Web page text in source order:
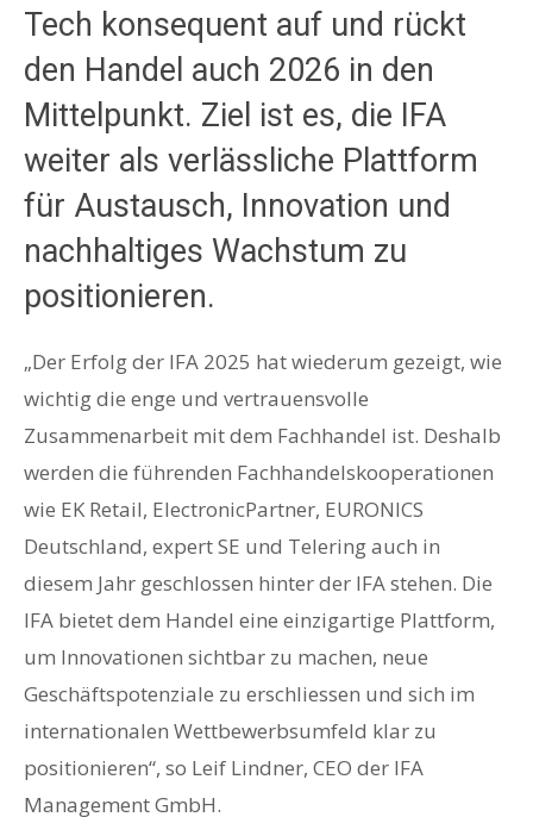
Tech konsequent auf und rückt
den Handel auch 2026 in den
Mittelpunkt. Ziel ist es, die IFA
weiter als verlässliche Plattform
für Austausch, Innovation und
nachhaltiges Wachstum zu
positionieren.
„Der Erfolg der IFA 2025 hat wiederum gezeigt, wie
wichtig die enge und vertrauensvolle
Zusammenarbeit mit dem Fachhandel ist. Deshalb
werden die führenden Fachhandelskooperationen
wie EK Retail, ElectronicPartner, EURONICS
Deutschland, expert SE und Telering auch in
diesem Jahr geschlossen hinter der IFA stehen. Die
IFA bietet dem Handel eine einzigartige Plattform,
um Innovationen sichtbar zu machen, neue
Geschäftspotenziale zu erschliessen und sich im
internationalen Wettbewerbsumfeld klar zu
positionieren“, so Leif Lindner, CEO der IFA
Management GmbH.